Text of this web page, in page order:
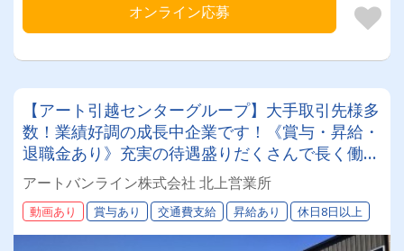
オンライン応募
【アート引越センターグループ】大手取引先様多
数！業績好調の成長中企業です！《賞与・昇給・
退職金あり》充実の待遇盛りだくさんで長く働け
ます！《大型ドライバー》★未経験ＯＫ★仕事と
プライベートの両立が叶う環境です♪【紹介者制
度あり！】
アートバンライン株式会社 北上営業所
動画あり 賞与あり 交通費支給 昇給あり 休日8日以上